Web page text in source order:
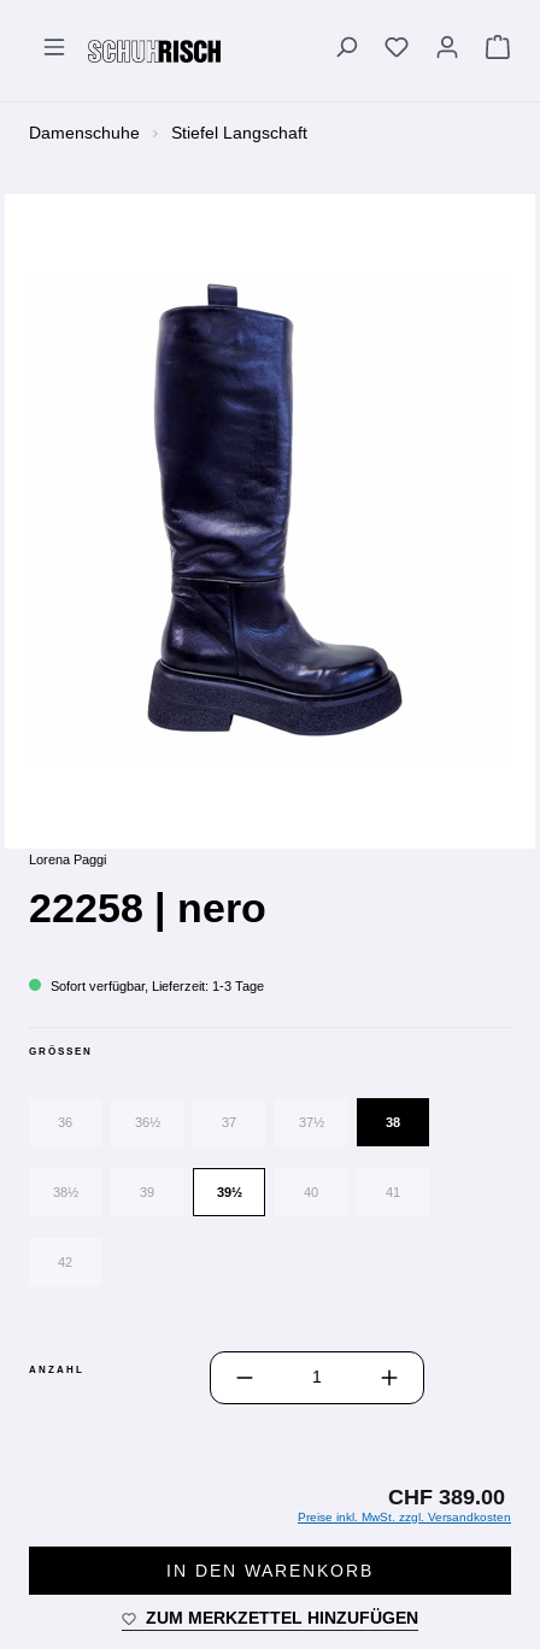
Damenschuhe Stiefel Langschaft
Lorena Paggi
22258 | nero
Sofort verfügbar, Lieferzeit: 1-3 Tage
GRÖSSEN
36 36½ 37 37½ 38
38½ 39 39½ 40 41
42
ANZAHL
PRODUKT ANZAHL: GIB DEN
CHF 389.00
Preise inkl. MwSt. zzgl. Versandkosten
IN DEN WARENKORB
ZUM MERKZETTEL HINZUFÜGEN